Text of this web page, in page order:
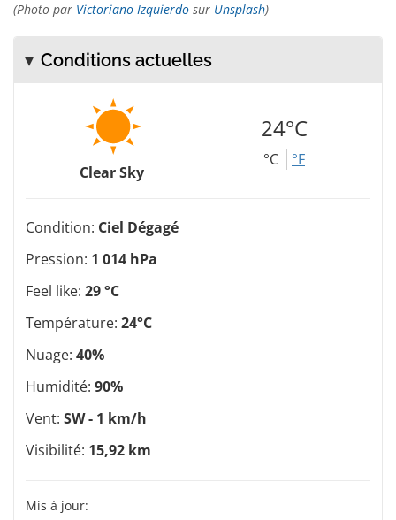
(Photo par Victoriano Izquierdo sur Unsplash)
Conditions actuelles
Clear Sky
24°C
°C °F
Condition: Ciel Dégagé
Pression: 1 014 hPa
Feel like: 29 °C
Température: 24°C
Nuage: 40%
Humidité: 90%
Vent: SW - 1 km/h
Visibilité: 15,92 km
Mis à jour: